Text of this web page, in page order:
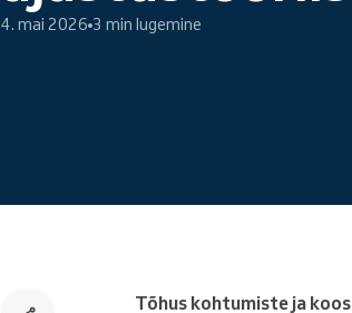
Veebibroneerimine
4. mai 2026 3 min lugemine
Tõhus kohtumiste ja